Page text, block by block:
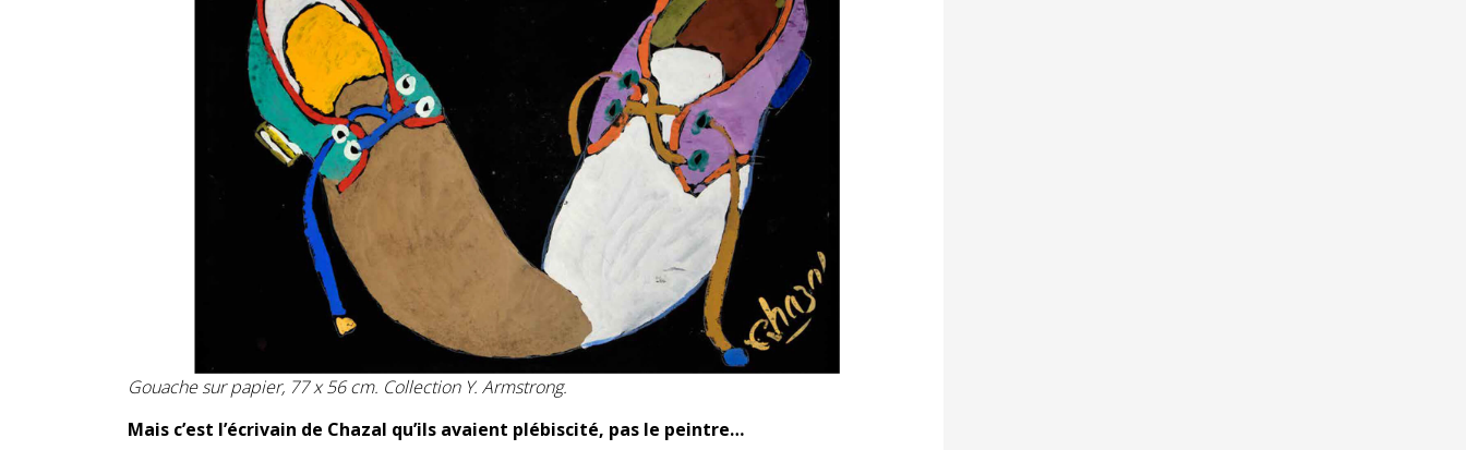
Gouache sur papier, 77 x 56 cm. Collection Y. Armstrong.
Mais c’est l’écrivain de Chazal qu’ils avaient plébiscité, pas le peintre…